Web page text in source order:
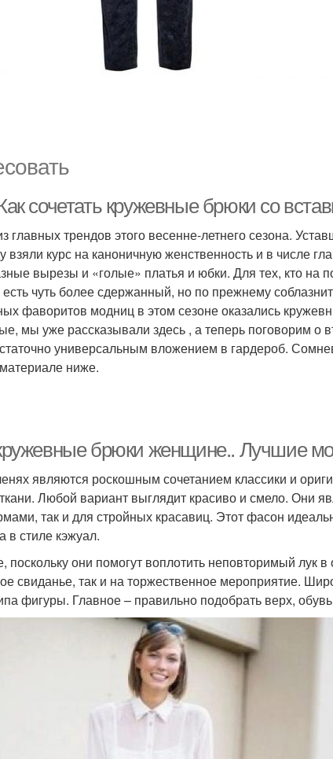
сочетать кружевные брюки со
главных трендов этого весенне-летнего сезона.
курс на каноничную женственность и в числе
вырезы и «голые» платья и юбки. Для тех, кто на
чуть более сдержанный, но по прежнему
фаворитов модниц в этом сезоне оказались
мы уже рассказывали здесь , а теперь поговорим о
универсальным вложением в гардероб.
ниже.
брюки женщине.. Лучшие
являются роскошным сочетанием классики и
Любой вариант выглядит красиво и смело. Они
так и для стройных красавиц. Этот фасон
в стиле кэжуал.
поскольку они помогут воплотить неповторимый лук
свиданье, так и на торжественное мероприятие.
фигуры. Главное – правильно подобрать верх,